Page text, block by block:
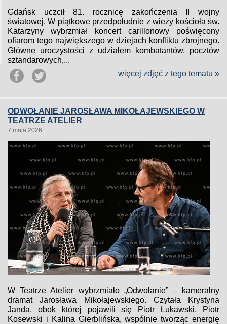
Gdańsk uczcił 81. rocznicę zakończenia II wojny
światowej. W piątkowe przedpołudnie z wieży kościoła św.
Katarzyny wybrzmiał koncert carillonowy poświęcony
ofiarom tego największego w dziejach konfliktu zbrojnego.
Główne uroczystości z udziałem kombatantów, pocztów
sztandarowych,...
więcej zdjęć z tego tematu »
ODWOŁANIE JAROSŁAWA MIKOŁAJEWSKIEGO W
TEATRZE ATELIER
7 maja 2026
W Teatrze Atelier wybrzmiało „Odwołanie” – kameralny
dramat Jarosława Mikołajewskiego. Czytała Krystyna
Janda, obok której pojawili się Piotr Łukawski, Piotr
Kosewski i Kalina Gierblińska, wspólnie tworząc energię